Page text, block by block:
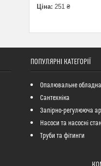
Ціна: 251 ₴
ПОПУЛЯРНІ КАТЕГОРІЇ
Опалювальне
Сантехніка
Запірно-регулююча
Насоси та насосні
Труби та фітинги